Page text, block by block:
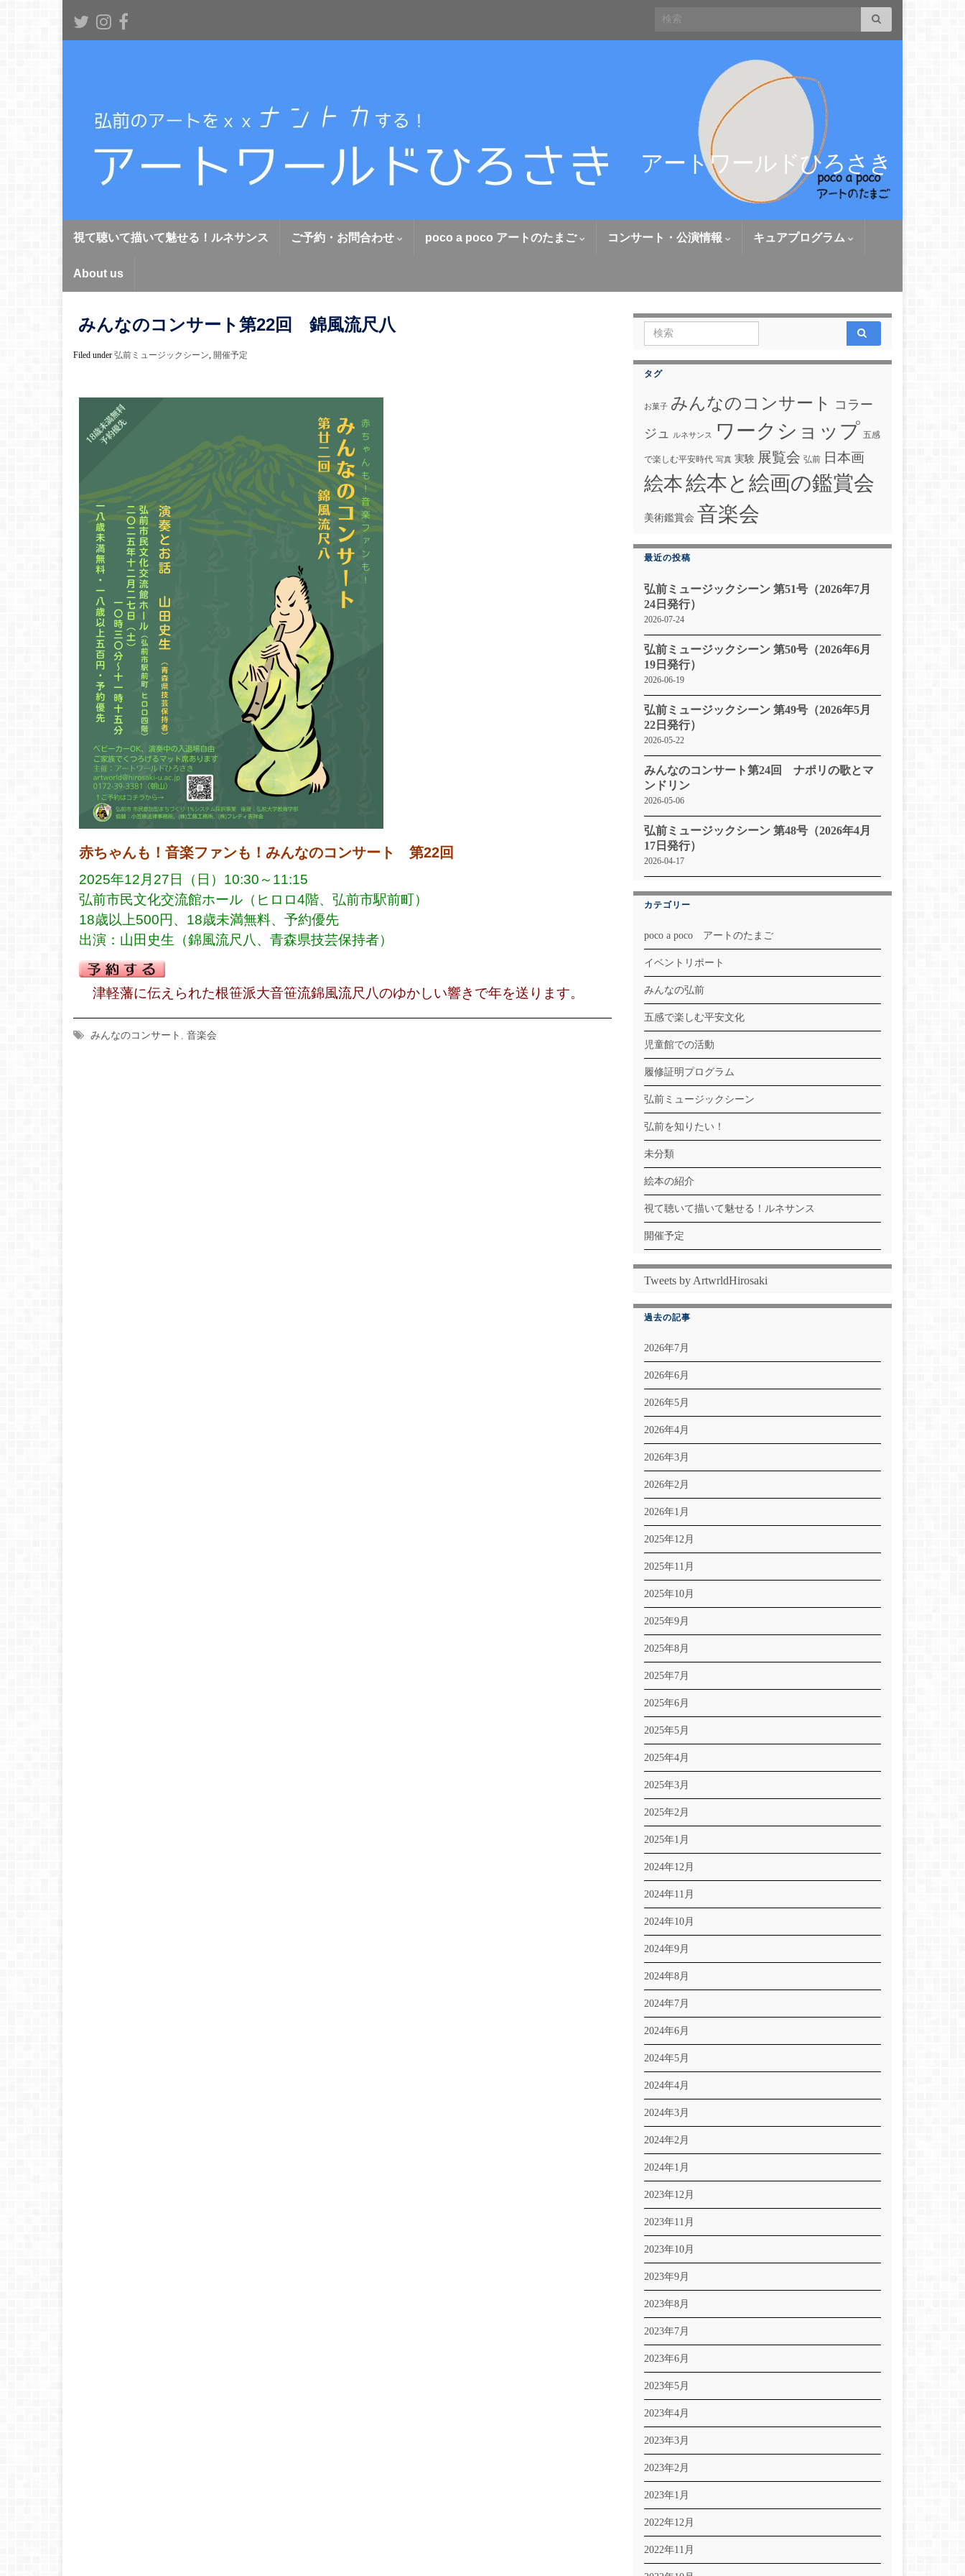
Search for:
アートワールドひろさき
視て聴いて描いて魅せる！ルネサンス ご予約・お問合わせ poco a poco アートのたまご コンサート・公演情報 キュアプログラム
About us
みんなのコンサート第22回 錦風流尺八
Filed under 弘前ミュージックシーン, 開催予定
赤ちゃんも！音楽ファンも！みんなのコンサート 第22回
2025年12月27日（日）10:30～11:15
弘前市民文化交流館ホール（ヒロロ4階、弘前市駅前町）
18歳以上500円、18歳未満無料、予約優先
出演：山田史生（錦風流尺八、青森県技芸保持者）
津軽藩に伝えられた根笹派大音笹流錦風流尺八のゆかしい響きで年を送ります。
みんなのコンサート 音楽会
Search for:
タグ
お菓子 みんなのコンサート
コラー
ジュ
ルネサンス ワークショップ 五感
で楽しむ平安時代 写真 実験 展覧会 弘前 日本画
絵本絵本と絵画の鑑賞会
美術鑑賞会 音楽会
最近の投稿
弘前ミュージックシーン 第51号（2026年7月
24日発行）
2026-07-24
弘前ミュージックシーン 第50号（2026年6月
19日発行）
2026-06-19
弘前ミュージックシーン 第49号（2026年5月
22日発行）
2026-05-22
みんなのコンサート第24回 ナポリの歌とマ
ンドリン
2026-05-06
弘前ミュージックシーン 第48号（2026年4月
17日発行）
2026-04-17
カテゴリー
poco a poco アートのたまご
イベントリポート
みんなの弘前
五感で楽しむ平安文化
児童館での活動
履修証明プログラム
弘前ミュージックシーン
弘前を知りたい！
未分類
絵本の紹介
視て聴いて描いて魅せる！ルネサンス
開催予定
Tweets by ArtwrldHirosaki
過去の記事
2026年7月
2026年6月
2026年5月
2026年4月
2026年3月
2026年2月
2026年1月
2025年12月
2025年11月
2025年10月
2025年9月
2025年8月
2025年7月
2025年6月
2025年5月
2025年4月
2025年3月
2025年2月
2025年1月
2024年12月
2024年11月
2024年10月
2024年9月
2024年8月
2024年7月
2024年6月
2024年5月
2024年4月
2024年3月
2024年2月
2024年1月
2023年12月
2023年11月
2023年10月
2023年9月
2023年8月
2023年7月
2023年6月
2023年5月
2023年4月
2023年3月
2023年2月
2023年1月
2022年12月
2022年11月